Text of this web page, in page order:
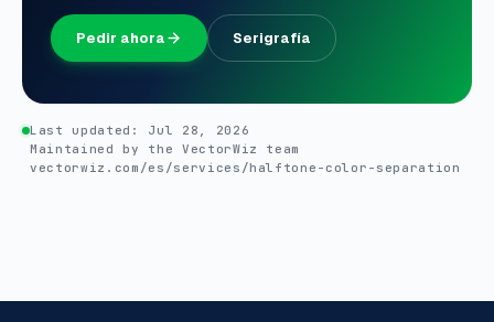
Pedir ahora Serigrafía
Last updated: Jul 28, 2026
Maintained by the VectorWiz team
vectorwiz.com/es/services/halftone-color-separation